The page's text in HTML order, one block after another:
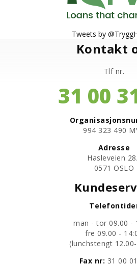
Tweets by
Kontakt
Tlf nr.
31 00
​994 323 490
Adresse
Hasleveien
0571 OSLO
man - tor 09.00 -
fre 09.00 -
​(lunchstengt
Fax nr: 31 00